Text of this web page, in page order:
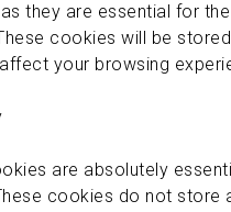
they are essential for
cookies will be
your browsing
are absolutely
cookies do not store